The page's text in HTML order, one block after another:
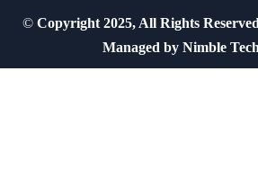
© Copyright 2025, All Rights
Managed by Nimble